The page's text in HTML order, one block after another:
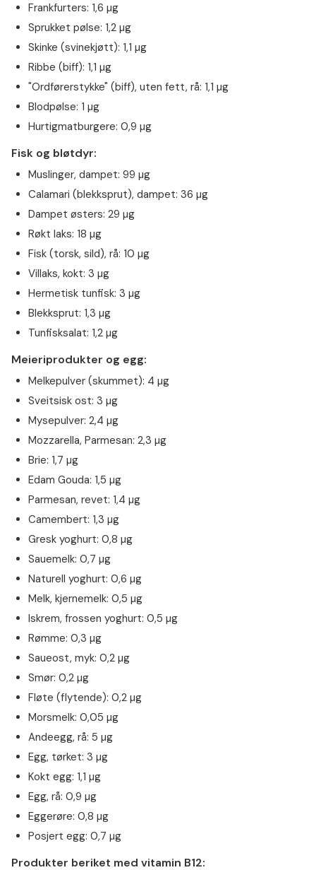
Frankfurters: 1,6 µg
Sprukket pølse: 1,2 µg
Skinke (svinekjøtt): 1,1 µg
Ribbe (biff): 1,1 µg
"Ordførerstykke" (biff), uten fett, rå: 1,1 µg
Blodpølse: 1 µg
Hurtigmatburgere: 0,9 µg
Fisk og bløtdyr:
Muslinger, dampet: 99 µg
Calamari (blekksprut), dampet: 36 µg
Dampet østers: 29 µg
Røkt laks: 18 µg
Fisk (torsk, sild), rå: 10 µg
Villaks, kokt: 3 µg
Hermetisk tunfisk: 3 µg
Blekksprut: 1,3 µg
Tunfisksalat: 1,2 µg
Meieriprodukter og egg:
Melkepulver (skummet): 4 µg
Sveitsisk ost: 3 µg
Mysepulver: 2,4 µg
Mozzarella, Parmesan: 2,3 µg
Brie: 1,7 µg
Edam Gouda: 1,5 µg
Parmesan, revet: 1,4 µg
Camembert: 1,3 µg
Gresk yoghurt: 0,8 µg
Sauemelk: 0,7 µg
Naturell yoghurt: 0,6 µg
Melk, kjernemelk: 0,5 µg
Iskrem, frossen yoghurt: 0,5 µg
Rømme: 0,3 µg
Saueost, myk: 0,2 µg
Smør: 0,2 µg
Fløte (flytende): 0,2 µg
Morsmelk: 0,05 µg
Andeegg, rå: 5 µg
Egg, tørket: 3 µg
Kokt egg: 1,1 µg
Egg, rå: 0,9 µg
Eggerøre: 0,8 µg
Posjert egg: 0,7 µg
Produkter beriket med vitamin B12: